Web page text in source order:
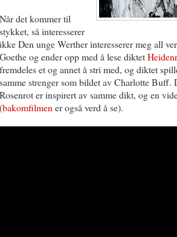
Når det kommer til
stykket, så interesserer
ikke Den unge Werther interesserer meg all
Goethe og ender opp med å lese diktet
fremdeles et og annet å stri med, og diktet
samme strenger som bildet av Charlotte Buff.
Rosenrot er inspirert av samme dikt, og en
(bakomfilmen er også verd å se).